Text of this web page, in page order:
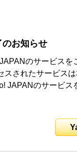
お知らせ
のサービス
スされたサービス
JAPANのサービ